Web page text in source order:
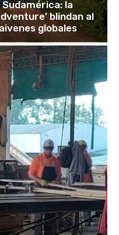
la
blindan al
globales